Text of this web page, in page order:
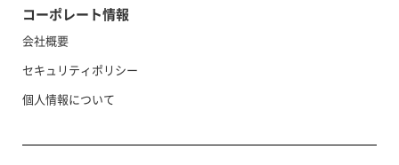
コーポレート情報
会社概要
セキュリティポリシー
個人情報について